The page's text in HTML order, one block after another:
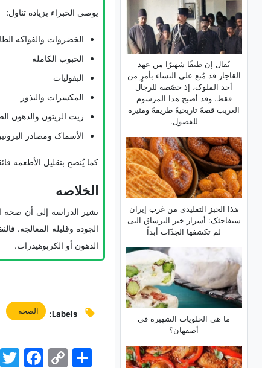
یوصی الخبراء بزیاده تناول:
الخضروات والفواکه
الحبوب الکامله
البقولیات
المکسرات والبذور
زیت الزیتون والدهون
الأسماک ومصادر
کما یُنصح بتقلیل الأطعمه
الخلاصه
تشیر الدراسه إلى أن صحه
الجوده وقلیله المعالجه.
الدهون أو الکربوهیدرات.
Labels: الصحه
TwitterFacebook
Copy
Link
اشتراک
یُقال إن طبقًا شهیرًا من عهد
القاجار قد مُنع على النساء بأمرٍ من
أحد الملوک، إذ خصّصه للرجال
فقط. وقد أصبح هذا المرسوم
الغریب قصهً تاریخیهً طریفهً ومثیره
للفضول.
هذا الخبز التقلیدی من غرب إیران
سیفاجئک: أسرار خبز البرساق التی
لم تکشفها الجدّات أبداً
ما هی الحلویات الشهیره فی
أصفهان؟